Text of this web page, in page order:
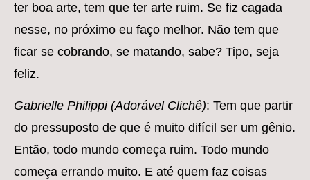
ter boa arte, tem que ter arte ruim. Se fiz cagada
nesse, no próximo eu faço melhor. Não tem que
ficar se cobrando, se matando, sabe? Tipo, seja
feliz.
Gabrielle Philippi (Adorável Clichê): Tem que partir
do pressuposto de que é muito difícil ser um gênio.
Então, todo mundo começa ruim. Todo mundo
começa errando muito. E até quem faz coisas